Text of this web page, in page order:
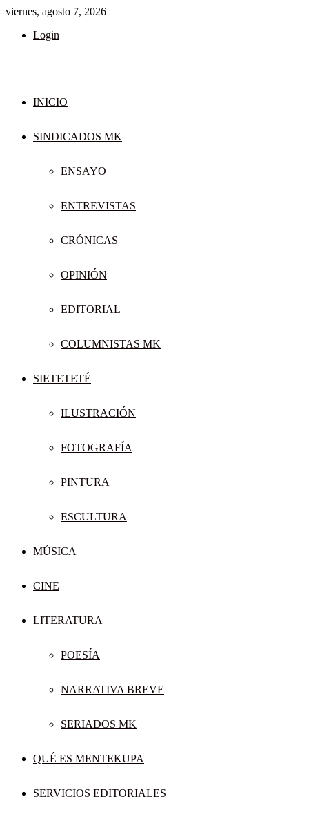
viernes, agosto 7, 2026
Login
INICIO
SINDICADOS MK
ENSAYO
ENTREVISTAS
CRÓNICAS
OPINIÓN
EDITORIAL
COLUMNISTAS MK
SIETETETÉ
ILUSTRACIÓN
FOTOGRAFÍA
PINTURA
ESCULTURA
MÚSICA
CINE
LITERATURA
POESÍA
NARRATIVA BREVE
SERIADOS MK
QUÉ ES MENTEKUPA
SERVICIOS EDITORIALES